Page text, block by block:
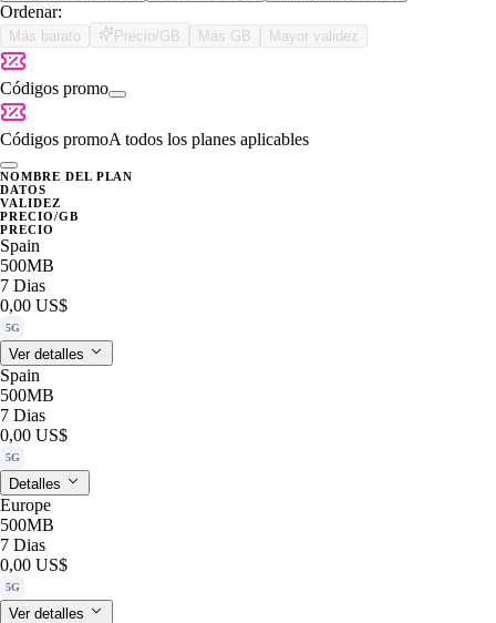
Ordenar:
Más barato Precio/GB Más GB Mayor validez
Códigos promo
Códigos promoA todos los planes aplicables
NOMBRE DEL PLAN
DATOS
VALIDEZ
PRECIO/GB
PRECIO
Spain
500MB
7 Dias
0,00 US$
5G
Ver detalles
Spain
500MB
7 Dias
0,00 US$
5G
Detalles
Europe
500MB
7 Dias
0,00 US$
5G
Ver detalles